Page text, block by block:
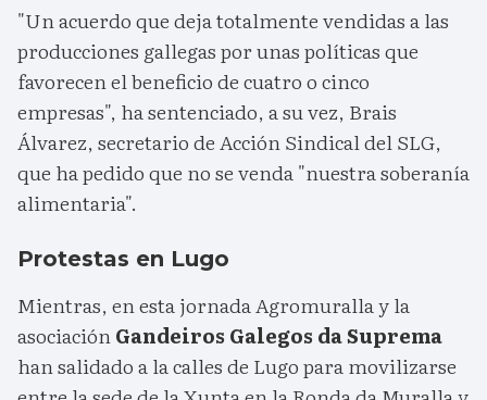
"Un acuerdo que deja totalmente vendidas a las
producciones gallegas por unas políticas que
favorecen el beneficio de cuatro o cinco
empresas", ha sentenciado, a su vez, Brais
Álvarez, secretario de Acción Sindical del SLG,
que ha pedido que no se venda "nuestra soberanía
alimentaria".
Protestas en Lugo
Mientras, en esta jornada Agromuralla y la
asociaciónGandeiros Galegos da Suprema
han salidado a la calles de Lugo para movilizarse